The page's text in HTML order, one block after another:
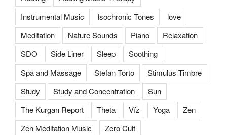
Instrumental Music
Isochronic Tones
love
Meditation
Nature Sounds Piano
Relaxation
SDO
Side Liner Sleep
Soothing
Spa and Massage
Stefan Torto
Stimulus Timbre
Study
Study and Concentration
Sun
The Kurgan Report
Theta Víz Yoga
Zen
Zen Meditation Music
Zero Cult